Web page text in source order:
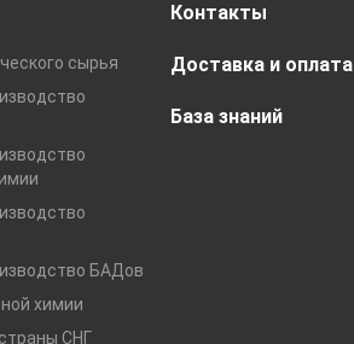
сырья
БАДов
химии
СНГ
Контакты
Доставка и оплата
База знаний